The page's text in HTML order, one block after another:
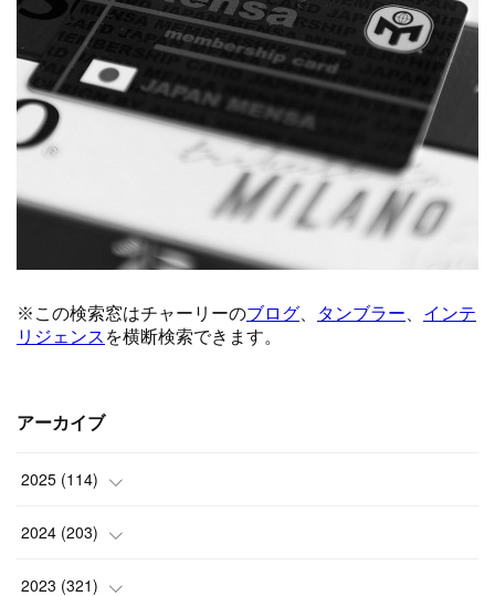
アーカイブ
2025 (114)
(1)
(8)
2024 (203)
(24)
2023 (321)